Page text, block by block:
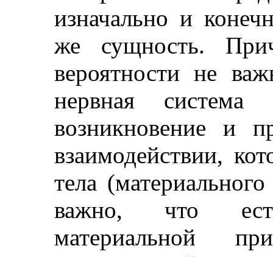
изначально и
же сущность.
вероятности не
нервная
возникновение и
взаимодействии,
тела
важно, что
материальной